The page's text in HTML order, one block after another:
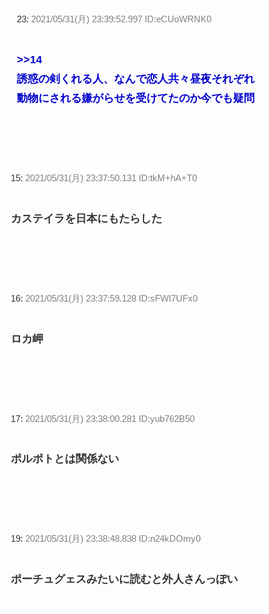
23: 2021/05/31(月) 23:39:52.997 ID:eCUoWRNK0
>>14
誘惑の剣くれる人、なんで恋人共々昼夜それぞれ
動物にされる嫌がらせを受けてたのか今でも疑問
15: 2021/05/31(月) 23:37:50.131 ID:tkM+hA+T0
カステイラを日本にもたらした
16: 2021/05/31(月) 23:37:59.128 ID:sFWI7UFx0
ロカ岬
17: 2021/05/31(月) 23:38:00.281 ID:yub762B50
ポルポトとは関係ない
19: 2021/05/31(月) 23:38:48.838 ID:n24kDOmy0
ポーチュグェスみたいに読むと外人さんっぽい